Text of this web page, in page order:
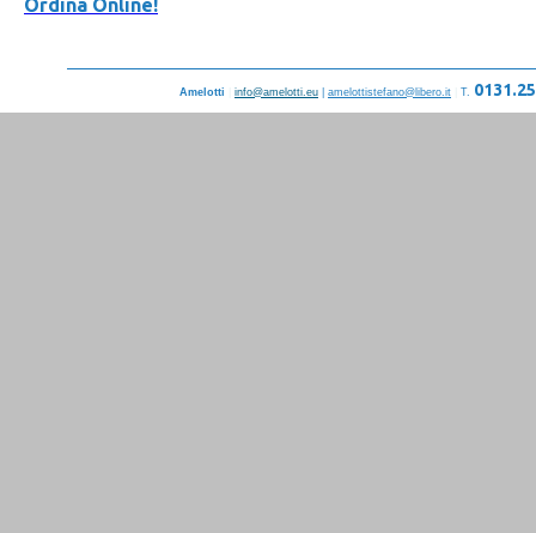
Amelotti info@amelotti.eu amelottistefano@libero.it T.